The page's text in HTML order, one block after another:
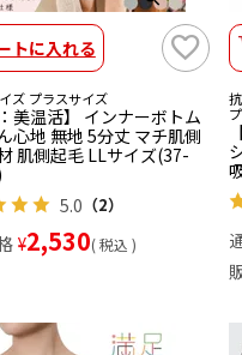
トに入れる
ズ プラスサイズ
美温活】 インナーボトム
心地 無地 5分丈 マチ肌側
肌側起毛 LLサイズ(37-
5.0 （2）
¥2,530 税込